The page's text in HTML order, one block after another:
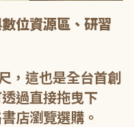
位資源區、研習
，這也是全台首創
過直接拖曳下
店瀏覽選購。